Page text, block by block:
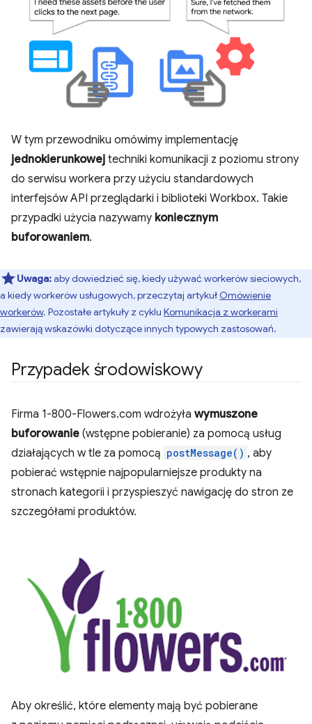
W tym przewodniku omówimy implementację
jednokierunkowej techniki komunikacji z poziomu strony
do serwisu workera przy użyciu standardowych
interfejsów API przeglądarki i biblioteki Workbox. Takie
przypadki użycia nazywamy koniecznym
buforowaniem.
Uwaga:aby dowiedzieć się, kiedy używać workerów sieciowych,
a kiedy workerów usługowych, przeczytaj artykuł Omówienie
workerów. Pozostałe artykuły z cyklu Komunikacja z workerami
zawierają wskazówki dotyczące innych typowych zastosowań.
Przypadek środowiskowy
Firma 1-800-Flowers.com wdrożyła wymuszone
buforowanie (wstępne pobieranie) za pomocą usług
działających w tle za pomocą postMessage() , aby
pobierać wstępnie najpopularniejsze produkty na
stronach kategorii i przyspieszyć nawigację do stron ze
szczegółami produktów.
Aby określić, które elementy mają być pobierane